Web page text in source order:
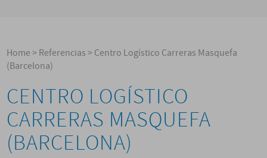
Home>Referencias>Centro Logístico Carreras Masquefa
(Barcelona)
CENTRO LOGÍSTICO
CARRERAS MASQUEFA
(BARCELONA)